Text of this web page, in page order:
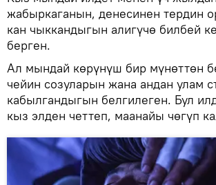
жабыркаганын, денесинен тердин
кан чыккандыгын алигүчө билбей
берген.
Ал мындай көрүнүш бир мүнөттөн
чейин созуларын жана андан улам
кабылгандыгын белгилеген. Бул
кыз элден четтеп, маанайы чөгүп